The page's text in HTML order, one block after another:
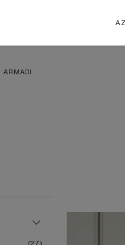
ARMADI
27